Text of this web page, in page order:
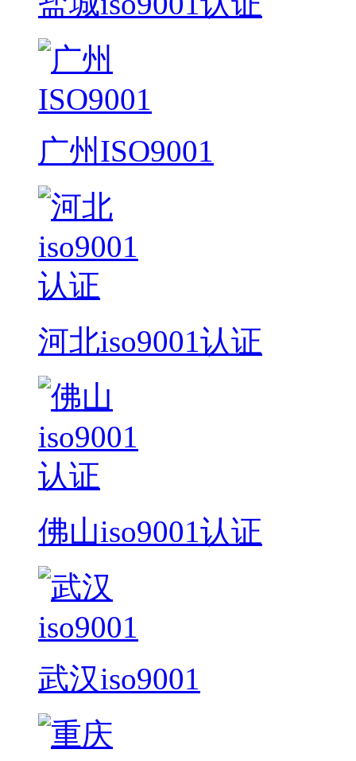
广州ISO9001
河北iso9001认证
佛山iso9001认证
武汉iso9001